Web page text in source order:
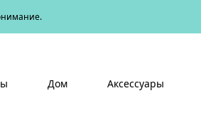
Дом Аксессуары